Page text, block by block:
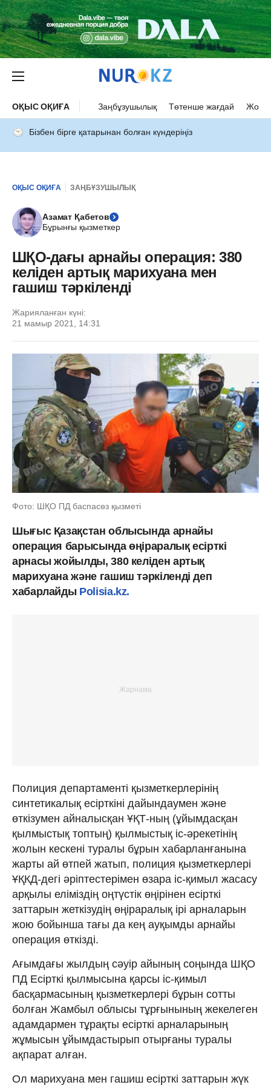
ОҚЫС ОҚИҒА Заңбұзушылық Төтенше жағдай Жол
Бізбен бірге қатарынан болған күндеріңіз
ОҚЫС ОҚИҒА ЗАҢБҰЗУШЫЛЫҚ
Азамат Қабетов
Бұрынғы қызметкер
ШҚО-дағы арнайы операция: 380
келіден артық марихуана мен
гашиш тәркіленді
Жарияланған күні:
21 мамыр 2021, 14:31
Фото: ШҚО ПД баспасөз қызметі
Шығыс Қазақстан облысында арнайы
операция барысында өңіраралық есірткі
арнасы жойылды, 380 келіден артық
марихуана және гашиш тәркіленді деп
хабарлайды Polisia.kz.
Полиция департаменті қызметкерлерінің
синтетикалық есірткіні дайындаумен және
өткізумен айналысқан ҰҚТ-ның (ұйымдасқан
қылмыстық топтың) қылмыстық іс-әрекетінің
жолын кескені туралы бұрын хабарланғанына
жарты ай өтпей жатып, полиция қызметкерлері
ҰҚКД-дегі әріптестерімен өзара іс-қимыл жасасу
арқылы еліміздің оңтүстік өңірінен есірткі
заттарын жеткізудің өңіраралық ірі арналарын
жою бойынша тағы да кең ауқымды арнайы
операция өткізді.
Ағымдағы жылдың сәуір айының соңында ШҚО
ПД Есірткі қылмысына қарсы іс-қимыл
басқармасының қызметкерлері бұрын сотты
болған Жамбыл облысы тұрғынының жекелеген
адамдармен тұрақты есірткі арналарының
жұмысын ұйымдастырып отырғаны туралы
ақпарат алған.
Ол марихуана мен гашиш есірткі заттарын жүк